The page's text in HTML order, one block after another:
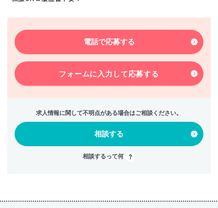
電話で応募する
フォームに入力して応募する
求人情報に関して不明点がある場合はご相談ください。
相談する
相談するって何